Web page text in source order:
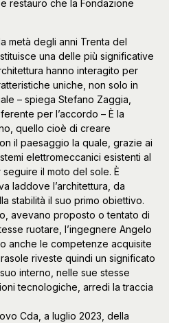
restauro che la Fondazione
metà degli anni Trenta del
una delle più significative
hanno interagito per
uniche, non solo in
– spiega Stefano Zaggia,
per l’accordo – È la
quello cioè di creare
il paesaggio la quale, grazie ai
elettromeccanici esistenti al
il moto del sole. È
laddove l’architettura, da
stabilità il suo primo obiettivo.
avevano proposto o tentato di
ruotare, l’ingegnere Angelo
anche le competenze acquisite
riveste quindi un significato
interno, nelle sue stesse
tecnologiche, arredi la traccia
Cda, a luglio 2023, della